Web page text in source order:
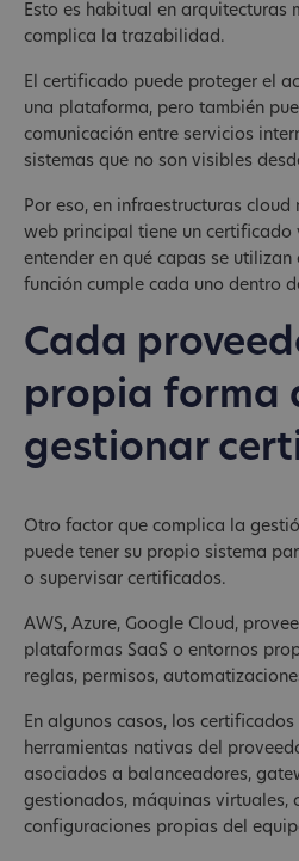
Esto es habitual en arquitecturas
complica la trazabilidad.
El certificado puede proteger el
una plataforma, pero también
comunicación entre servicios
sistemas que no son visibles
Por eso, en infraestructuras
web principal tiene un certificado
entender en qué capas se utilizan
función cumple cada uno dentro
Cada
propia forma
gestionar
Otro factor que complica la
puede tener su propio sistema
o supervisar certificados.
AWS, Azure, Google Cloud,
plataformas SaaS o entornos
reglas, permisos,
En algunos casos, los
herramientas nativas del
asociados a balanceadores,
gestionados, máquinas virtuales,
configuraciones propias del